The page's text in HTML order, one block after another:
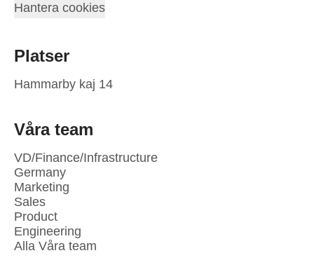
Hantera cookies
Platser
Hammarby kaj 14
Våra team
VD/Finance/Infrastructure
Germany
Marketing
Sales
Product
Engineering
Alla Våra team